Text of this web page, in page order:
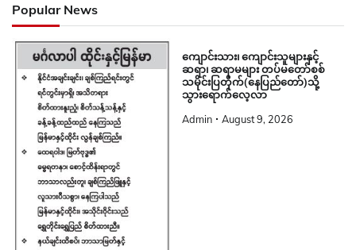
Popular News
ကျောင်းသား၊ ကျောင်းသူများနှင့်
ဆရာ၊ ဆရာမများ တပ်မတော်စစ်
သမိုင်းပြတိုက်(နေပြည်တော်)သို့
သွားရောက်လေ့လာ
Admin August 9, 2026